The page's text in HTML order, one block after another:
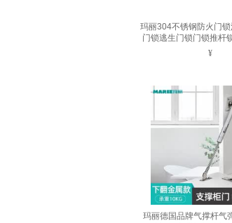
玛丽304不锈钢防火门锁
门锁逃生门锁门锁推杆
互开锁芯
¥
玛丽德国品牌气撑杆气